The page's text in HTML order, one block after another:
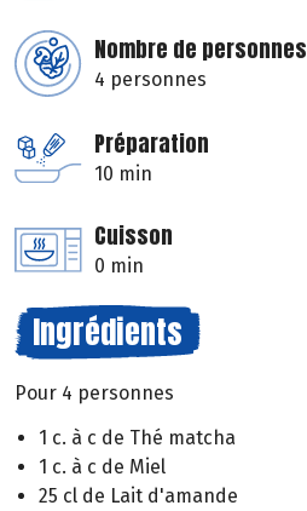
Nombre de personnes
4 personnes
Préparation
10 min
Cuisson
0 min
Ingrédients
Pour 4 personnes
1 c. à c de Thé matcha
1 c. à c de Miel
25 cl de Lait d'amande